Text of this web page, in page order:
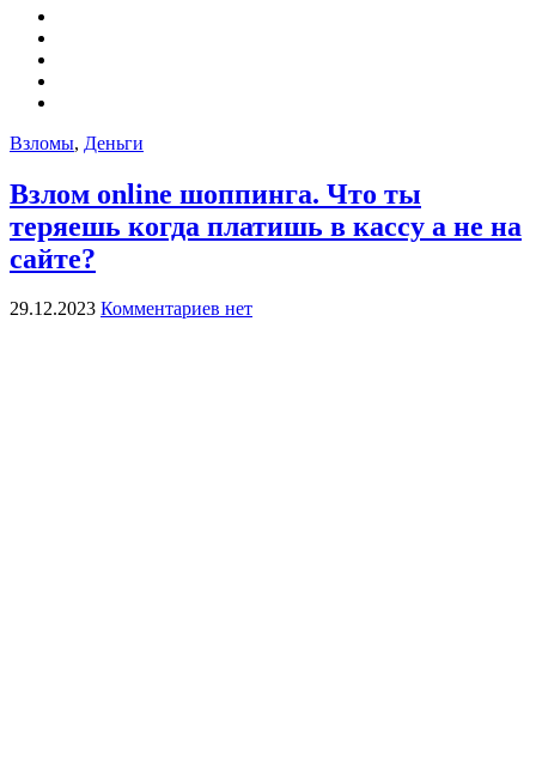
Взломы, Деньги
Взлом online шоппинга. Что ты
теряешь когда платишь в кассу а не на
сайте?
29.12.2023 Комментариев нет